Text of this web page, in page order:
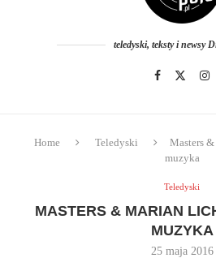
teledyski, teksty i newsy
Home Teledyski
Masters
muzyka
Teledyski
MASTERS & MARIAN
MUZYKA
25 maja 2016